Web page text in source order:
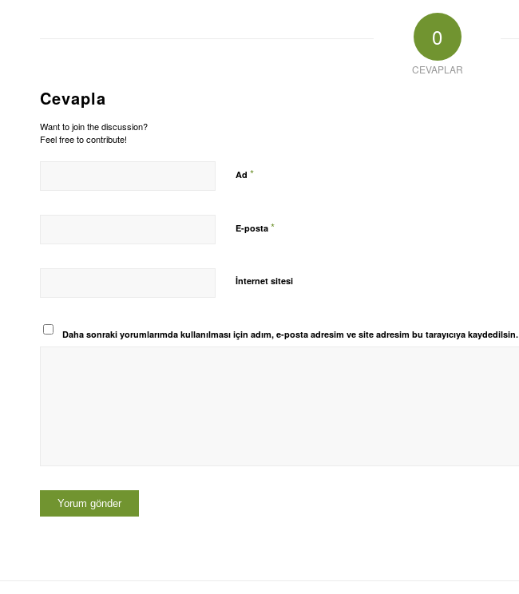
0
CEVAPLAR
Cevapla
Want to join the discussion?
Feel free to contribute!
Ad *
E-posta *
İnternet sitesi
Daha sonraki yorumlarımda kullanılması için adım, e-posta adresim ve site adresim bu tarayıcıya kaydedilsin.